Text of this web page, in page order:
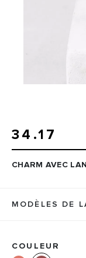
34.17
CHARM AVEC
MODÈLES DE
COULEUR